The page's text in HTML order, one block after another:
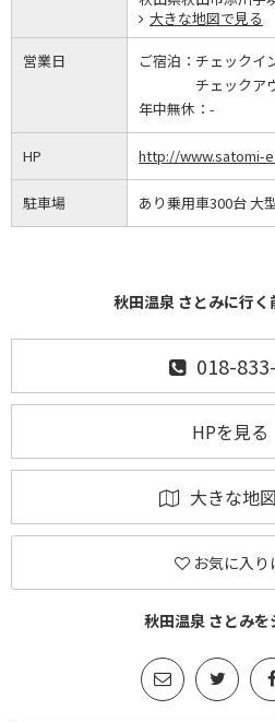
大きな地図で見る
営業日 ご宿泊： チェックイ
チェックア
年中無休： -
HP http://www.satomi-
駐車場 あり乗用車300台 大
秋田温泉 さとみに行く
018-
HPを見る
大きな地
お気に入り
秋田温泉 さとみを